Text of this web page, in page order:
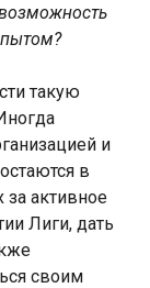
такую
и
в
за активное
Лиги, дать
своим